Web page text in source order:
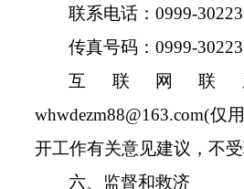
联系电话：0999-
传真号码：0999-
互联网联
whwdezm88@163.com(仅
开工作有关意见建议，不
六、监督和救济